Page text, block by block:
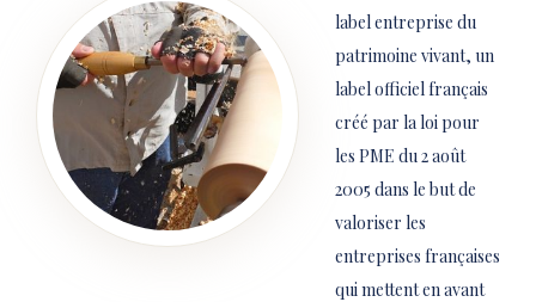
label entreprise du
patrimoine vivant, un
label officiel français
créé par la loi pour
les PME du 2 août
2005 dans le but de
valoriser les
entreprises françaises
qui mettent en avant